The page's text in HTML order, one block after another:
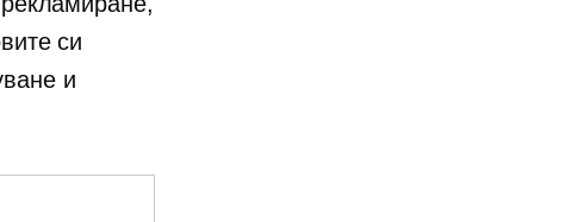
си
и